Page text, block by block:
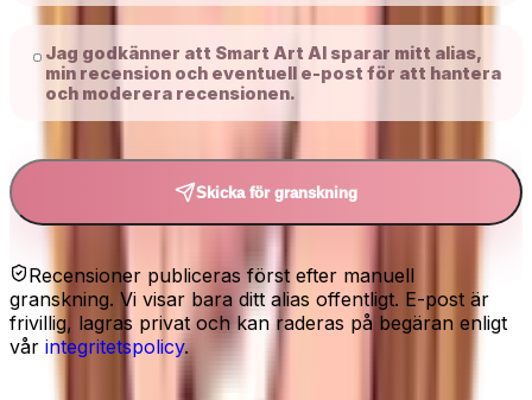
Jag godkänner att Smart Art AI sparar mitt alias,
min recension och eventuell e-post för att hantera
och moderera recensionen.
Skicka för granskning
Recensioner publiceras först efter manuell
granskning. Vi visar bara ditt alias offentligt. E-post är
frivillig, lagras privat och kan raderas på begäran enligt
vår integritetspolicy.